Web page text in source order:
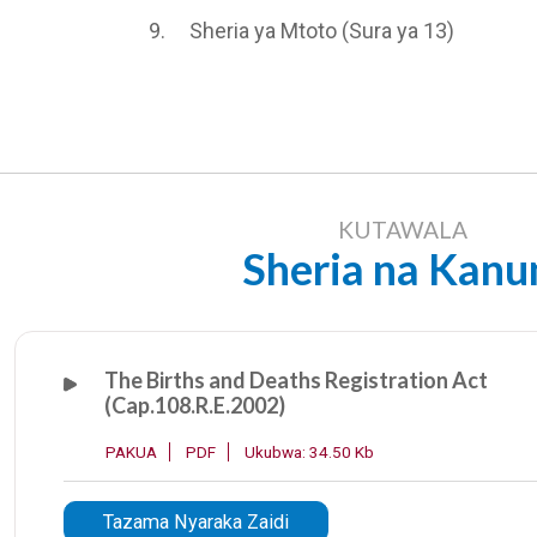
9. Sheria ya Mtoto (Sura ya 13)
KUTAWALA
Sheria na
The Births and Deaths Registration Act
(Cap.108.R.E.2002)
PAKUA PDF Ukubwa: 34.50 Kb
Tazama Nyaraka Zaidi